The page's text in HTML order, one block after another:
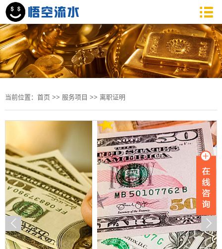
当前位置： 首页 >> 服务项目 >> 离职证明